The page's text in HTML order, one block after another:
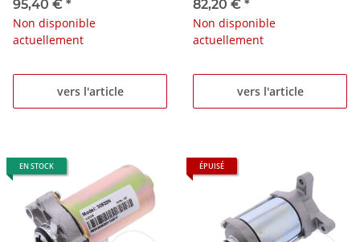
650 800
95,40 € *
Non disponible
actuellement
vers l'article
ZX-6RR 600 Ninja
82,20 € *
Non disponible
actuellement
vers l'article
EN STOCK ÉPUISÉ